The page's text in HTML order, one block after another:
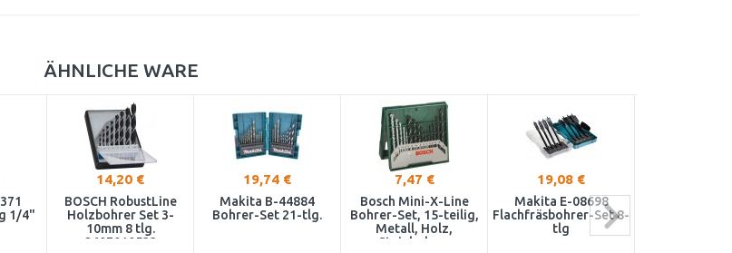
ÄHNLICHE WARE
1/4"
14,20 €
BOSCH RobustLine
Holzbohrer Set 3-
10mm 8 tlg.
2607010533
19,74 €
Makita B-44884
Bohrer-Set 21-tlg.
7,47 €
Bosch Mini-X-Line
Bohrer-Set, 15-teilig,
Metall, Holz,
Steinbohrer
19,08 €
Makita E-08698
Flachfräsbohrer-Set 8-
tlg